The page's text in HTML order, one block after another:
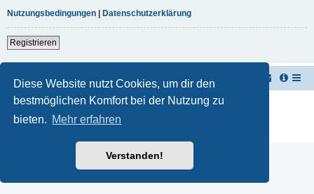
Diese Website nutzt Cookies, um dir den
bestmöglichen Komfort bei der Nutzung zu
bieten. Mehr erfahren
Verstanden!
Nutzungsbedingungen
Datenschutzerklärung
Registrieren
TUK TUK Thailand Reisetipps Foren-Übersicht
Powered byphpBB ® Forum Software © phpBB Limited
Deutsche Übersetzung durch